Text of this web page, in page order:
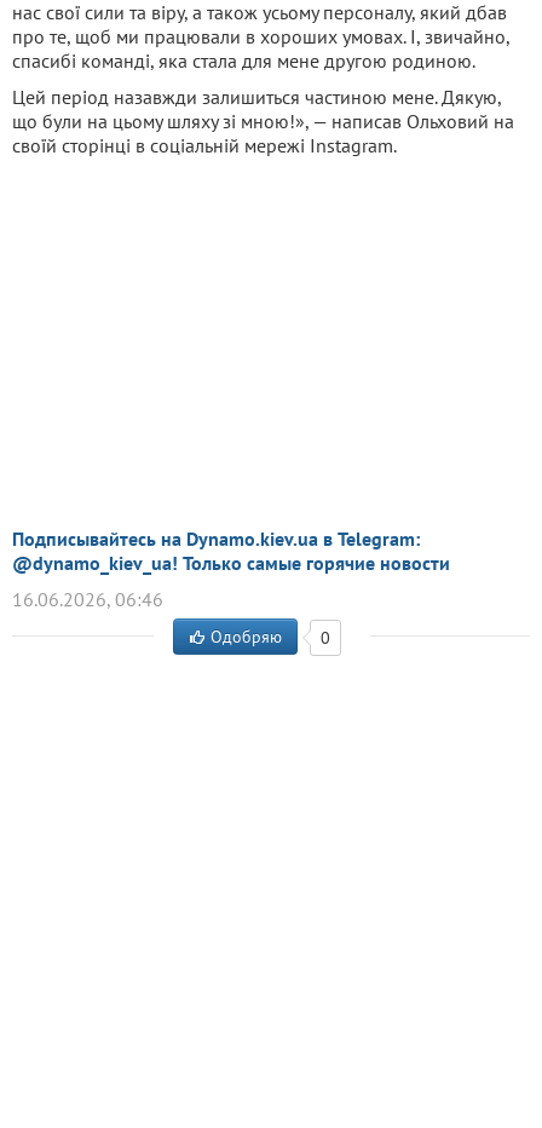
нас свої сили та віру, а також усьому персоналу, який дбав
про те, щоб ми працювали в хороших умовах. І, звичайно,
спасибі команді, яка стала для мене другою родиною.
Цей період назавжди залишиться частиною мене. Дякую,
що були на цьому шляху зі мною!», — написав Ольховий на
своїй сторінці в соціальній мережі Instagram.
Подписывайтесь на Dynamo.kiev.ua в Telegram:
@dynamo_kiev_ua! Только самые горячие новости
16.06.2026, 06:46
Одобряю 0